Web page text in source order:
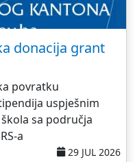
donacija grant
povratku
uspješnim
sa područja
a
29 JUL 2026